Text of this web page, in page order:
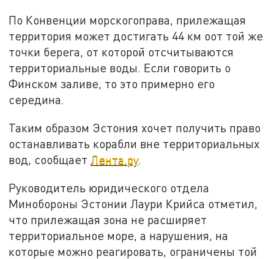
По Конвенции морскогоправа, прилежащая
территория может достигать 44 км оот той же
точки берега, от которой отсчитываются
территориальные воды. Если говорить о
Финском заливе, то это примерно его
середина.
Таким образом Эстония хочет получить право
останавливать корабли вне территориальных
вод, сообщаетЛента.ру.
Руководитель юридического отдела
Минобороны Эстонии Лаури Крийса отметил,
что прилежащая зона не расширяет
территориальное море, а нарушения, на
которые можно реагировать, ограничены той